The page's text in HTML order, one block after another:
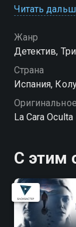
время
происходить
Читать
Жанр
Детектив,
Страна
Испания,
La Cara Oculta
С этим